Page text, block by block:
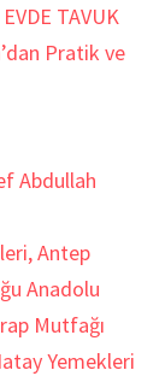
TAVUK
Pratik ve
,Antep
Anadolu
Mutfağı
Yemekleri